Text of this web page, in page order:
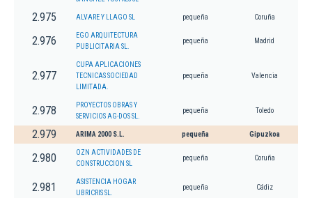
2.975 ALVARE Y LLAGO SL pequeña Coruña
2.976
EGO ARQUITECTURA
PUBLICITARIA SL.
pequeña Madrid
2.977
CUPA APLICACIONES
TECNICAS SOCIEDAD
LIMITADA.
pequeña Valencia
2.978
PROYECTOS OBRAS Y
SERVICIOS AG-DOS SL.
pequeña Toledo
2.979 ARIMA 2000 S.L. pequeña Gipuzkoa
2.980
OZN ACTIVIDADES DE
CONSTRUCCION SL
pequeña Coruña
2.981
ASISTENCIA HOGAR
UBRICRIS SL.
pequeña Cádiz